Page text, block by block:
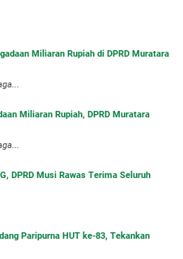
Miliaran Rupiah di DPRD Muratara
Miliaran Rupiah, DPRD Muratara
DPRD Musi Rawas Terima Seluruh
Paripurna HUT ke-83, Tekankan